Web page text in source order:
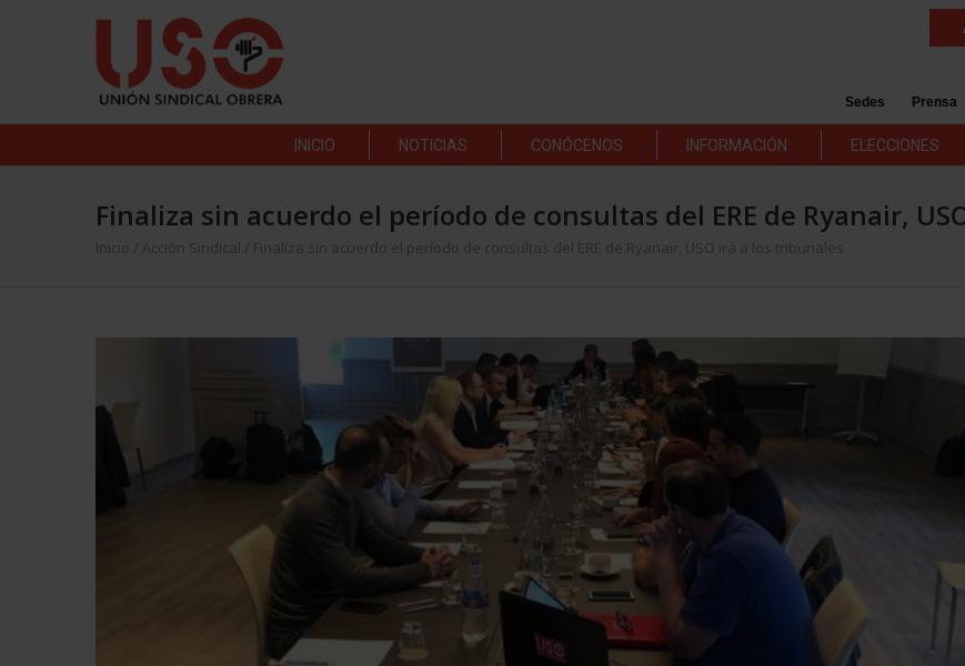
Sedes Prensa
INICIO NOTICIAS CONÓCENOS INFORMACIÓN ELECCIONES
Finaliza sin acuerdo el período de consultas del ERE de Ryanair,
Inicio Acción Sindical Finaliza sin acuerdo el período de consultas del ERE de Ryanair, USO irá a los tribunales